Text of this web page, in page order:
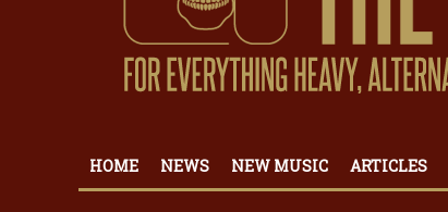
HOME NEWS NEW MUSIC ARTICLES